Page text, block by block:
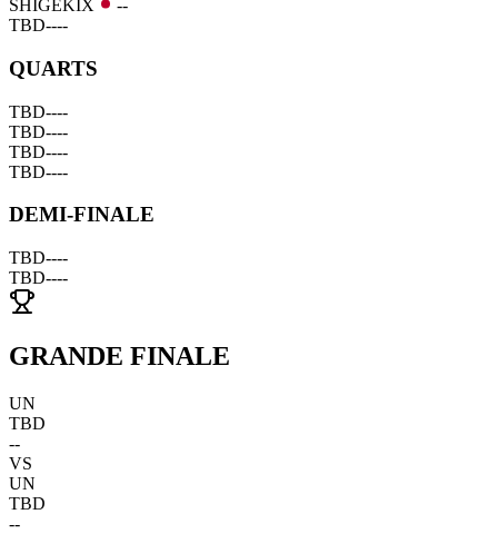
SHIGEKIX
--
TBD----
QUARTS
TBD----
TBD----
TBD----
TBD----
DEMI-FINALE
TBD----
TBD----
GRANDE FINALE
UN
TBD
--
VS
UN
TBD
--